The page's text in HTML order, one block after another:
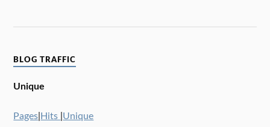
BLOG TRAFFIC
Unique
Pages Hits Unique